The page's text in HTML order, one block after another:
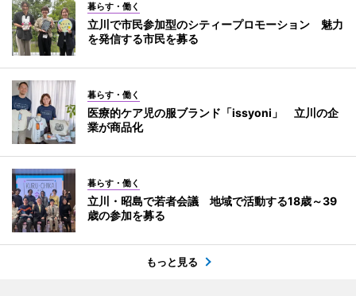
暮らす・働く
立川で市民参加型のシティープロモーション 魅力
を発信する市民を募る
暮らす・働く
医療的ケア児の服ブランド「issyoni」 立川の企
業が商品化
暮らす・働く
立川・昭島で若者会議 地域で活動する18歳～39
歳の参加を募る
もっと見る